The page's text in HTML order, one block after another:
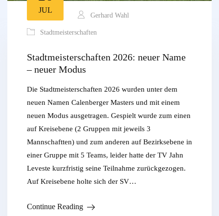
JUL
Gerhard Wahl
Stadtmeisterschaften
Stadtmeisterschaften 2026: neuer Name
– neuer Modus
Die Stadtmeisterschaften 2026 wurden unter dem
neuen Namen Calenberger Masters und mit einem
neuen Modus ausgetragen. Gespielt wurde zum einen
auf Kreisebene (2 Gruppen mit jeweils 3
Mannschaftten) und zum anderen auf Bezirksebene in
einer Gruppe mit 5 Teams, leider hatte der TV Jahn
Leveste kurzfristig seine Teilnahme zurückgezogen.
Auf Kreisebene holte sich der SV…
Continue Reading